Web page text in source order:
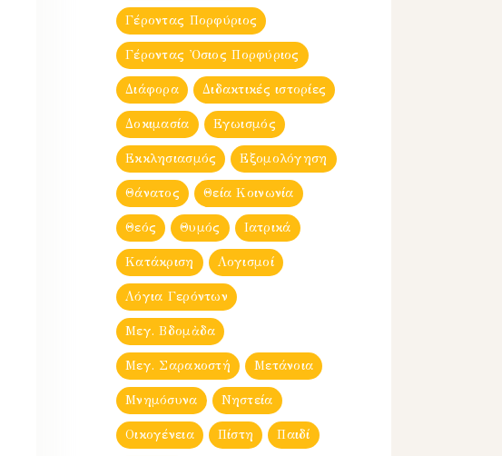
Γέροντας Πορφύριος
Γέροντας Ὀσιος Πορφύριος
Διάφορα Διδακτικές ιστορίες
Δοκιμασία Εγωισμός
Εκκλησιασμός Εξομολόγηση
Θάνατος Θεία Κοινωνία
Θεός Θυμός Ιατρικά
Κατάκριση Λογισμοί
Λόγια Γερόντων
Μεγ. Βδομἀδα
Μεγ. Σαρακοστή Μετάνοια
Μνημόσυνα Νηστεία
Οικογένεια Πίστη Παιδί